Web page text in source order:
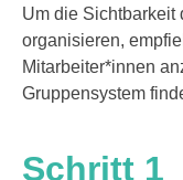
Um die Sichtbarkeit
organisieren,
Mitarbeiter*innen
Gruppensystem
Schritt 1